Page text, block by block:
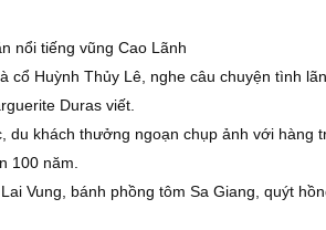
nổi tiếng vũng Cao Lãnh
cổ Huỳnh Thủy Lê, nghe câu chuyện tình
Duras viết.
du khách thưởng ngoạn chụp ảnh với hàng
100 năm.
Vung, bánh phồng tôm Sa Giang, quýt